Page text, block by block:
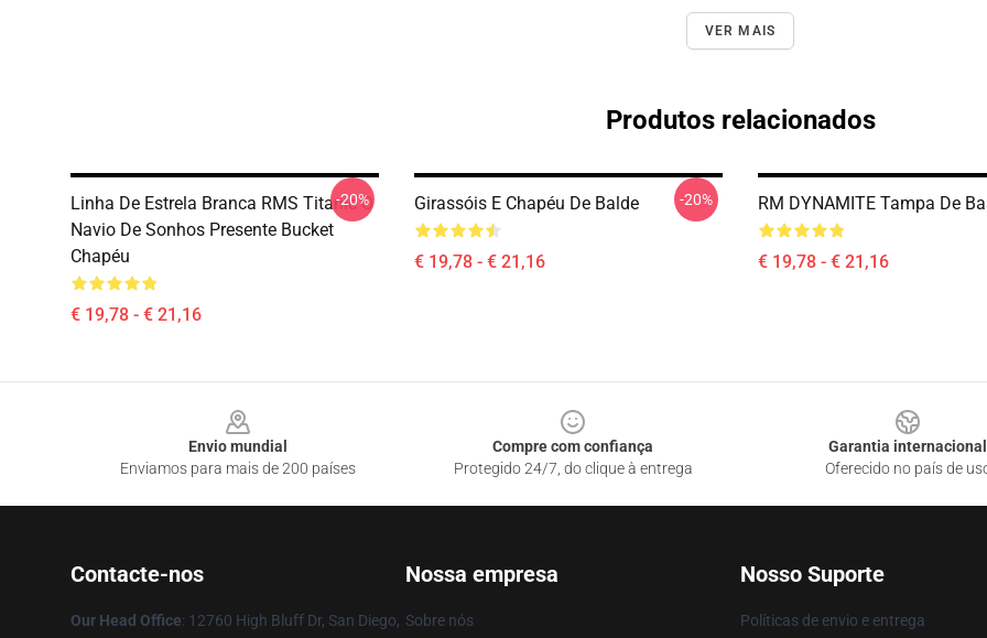
VER MAIS
Produtos relacionados
Linha De Estrela Branca RMS Titanic O
Navio De Sonhos Presente Bucket
Chapéu
€ 19,78 - € 21,16
-20% Girassóis E Chapéu De Balde
€ 19,78 - € 21,16
-20% RM DYNAMITE Tampa De
€ 19,78 - € 21,16
Envio mundial
Enviamos para mais de 200 países
Compre com confiança
Protegido 24/7, do clique à entrega
Garantia internacional
Oferecido no país de
Contacte-nos
Our Head Office: 12760 High Bluff Dr, San Diego,
Nossa empresa
Sobre nós
Nosso Suporte
Políticas de envio e entrega